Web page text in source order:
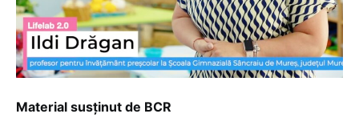
Material susținut de BCR